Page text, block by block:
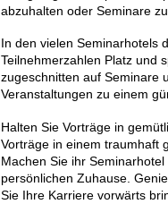
abzuhalten oder Seminare
In den vielen Seminarhotels
Teilnehmerzahlen Platz und
zugeschnitten auf Seminare
Veranstaltungen zu einem
Halten Sie Vorträge in
Vorträge in einem traumhaft
Machen Sie ihr
persönlichen Zuhause.
Sie Ihre Karriere vorwärts